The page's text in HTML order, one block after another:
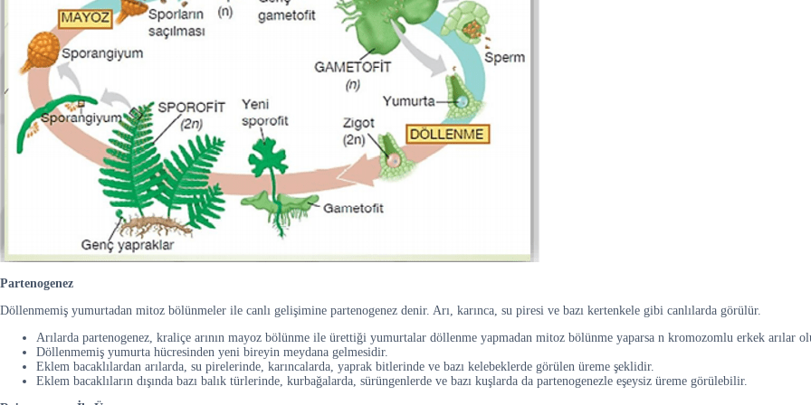
Partenogenez
Döllenmemiş yumurtadan mitoz bölünmeler ile canlı gelişimine partenogenez denir. Arı, karınca, su piresi ve bazı kertenkele gibi canlılarda görülür.
Arılarda partenogenez, kraliçe arının mayoz bölünme ile ürettiği yumurtalar döllenme yapmadan mitoz bölünme yaparsa n kromozomlu erkek arılar
Döllenmemiş yumurta hücresinden yeni bireyin meydana gelmesidir.
Eklem bacaklılardan arılarda, su pirelerinde, karıncalarda, yaprak bitlerinde ve bazı kelebeklerde görülen üreme şeklidir.
Eklem bacaklıların dışında bazı balık türlerinde, kurbağalarda, sürüngenlerde ve bazı kuşlarda da partenogenezle eşeysiz üreme görülebilir.